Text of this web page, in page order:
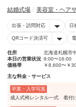
結婚式場 美容室・ヘア
出張・訪問対応 日
QRコード決済可
住所
北海道札幌市
本日の営業状況 9:00〜16:00
価格帯
￥8,600〜￥
主な料金・サービス
卒業・入学写真
成人式袴レンタル一式 着付